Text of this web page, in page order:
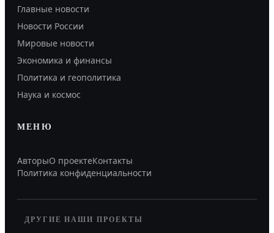
Главные новости
Новости России
Мировые новости
Экономика и финансы
Политика и геополитика
Наука и космос
МЕНЮ
АвторыО проектеКонтакты
Политика конфиденциальности
ДРУГИЕ НАШИ ПРОЕКТЫ